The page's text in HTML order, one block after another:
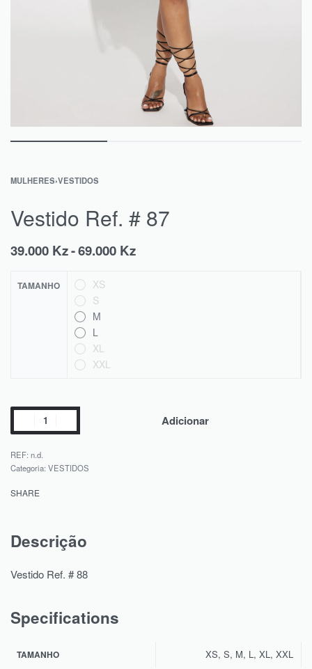
MULHERES›VESTIDOS
Vestido Ref. # 87
39.000 Kz 69.000 Kz
TAMANHO
XS
S
M
L
XL
XXL
Adicionar
REF: n.d.
Categoria: VESTIDOS
SHARE
Descrição
Vestido Ref. # 88
Specifications
TAMANHO XS, S, M, L, XL, XXL